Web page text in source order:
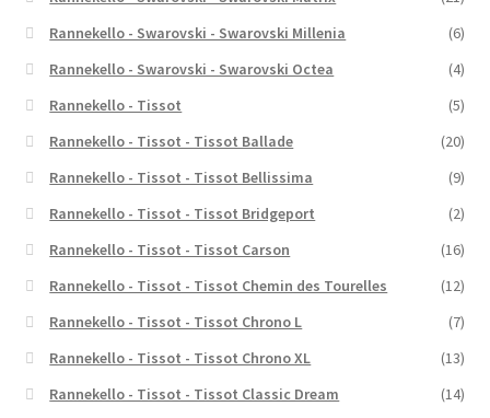
Rannekello - Swarovski - Swarovski Millenia
(6)
Rannekello - Swarovski - Swarovski Octea
(4)
Rannekello - Tissot
(5)
Rannekello - Tissot - Tissot Ballade
(20)
Rannekello - Tissot - Tissot Bellissima
(9)
Rannekello - Tissot - Tissot Bridgeport
(2)
Rannekello - Tissot - Tissot Carson
(16)
Rannekello - Tissot - Tissot Chemin des Tourelles
(12)
Rannekello - Tissot - Tissot Chrono L
(7)
Rannekello - Tissot - Tissot Chrono XL
(13)
Rannekello - Tissot - Tissot Classic Dream
(14)